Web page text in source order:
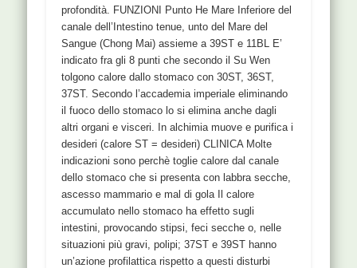
profondità. FUNZIONI Punto He Mare Inferiore del
canale dell’Intestino tenue, unto del Mare del
Sangue (Chong Mai) assieme a 39ST e 11BL E’
indicato fra gli 8 punti che secondo il Su Wen
tolgono calore dallo stomaco con 30ST, 36ST,
37ST. Secondo l’accademia imperiale eliminando
il fuoco dello stomaco lo si elimina anche dagli
altri organi e visceri. In alchimia muove e purifica i
desideri (calore ST = desideri) CLINICA Molte
indicazioni sono perchè toglie calore dal canale
dello stomaco che si presenta con labbra secche,
ascesso mammario e mal di gola Il calore
accumulato nello stomaco ha effetto sugli
intestini, provocando stipsi, feci secche o, nelle
situazioni più gravi, polipi; 37ST e 39ST hanno
un’azione profilattica rispetto a questi disturbi